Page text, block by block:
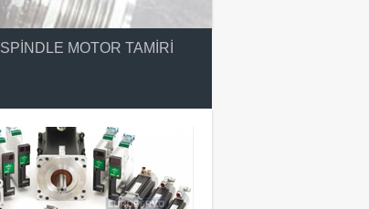
SPINDLE MOTOR TAMIRI